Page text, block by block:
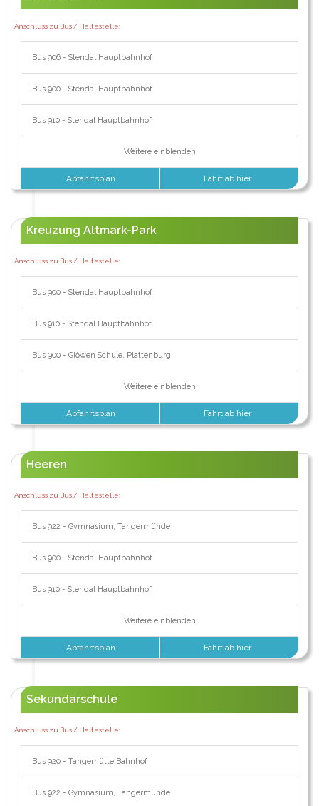
Anschluss zu Bus / Haltestelle:
Bus 906 - Stendal Hauptbahnhof
Bus 900 - Stendal Hauptbahnhof
Bus 910 - Stendal Hauptbahnhof
Weitere einblenden
Abfahrtsplan Fahrt ab hier
Kreuzung Altmark-Park
Anschluss zu Bus / Haltestelle:
Bus 900 - Stendal Hauptbahnhof
Bus 910 - Stendal Hauptbahnhof
Bus 900 - Glöwen Schule, Plattenburg
Weitere einblenden
Abfahrtsplan Fahrt ab hier
Heeren
Anschluss zu Bus / Haltestelle:
Bus 922 - Gymnasium, Tangermünde
Bus 900 - Stendal Hauptbahnhof
Bus 910 - Stendal Hauptbahnhof
Weitere einblenden
Abfahrtsplan Fahrt ab hier
Sekundarschule
Anschluss zu Bus / Haltestelle:
Bus 920 - Tangerhütte Bahnhof
Bus 922 - Gymnasium, Tangermünde